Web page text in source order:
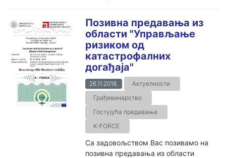
Позивна предавања из
области "Управљање
ризиком од
катастрофалних
догађаја"
26.11.2018.
Актуелности
Грађевинарство
Гостујућа предавања
K-FORCE
Са задовољством Вас позивамо на
позивна предавања из области